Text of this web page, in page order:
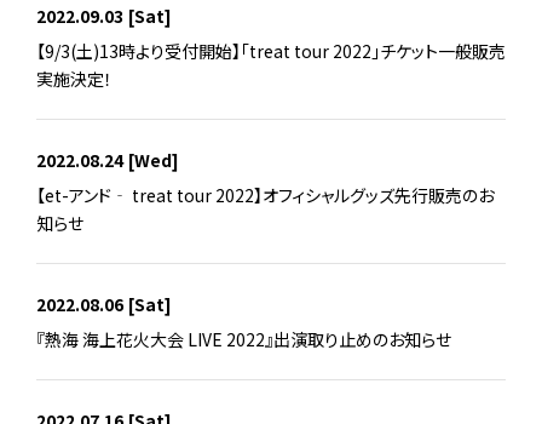
2022.09.03 [Sat]
【9/3(土)13時より受付開始】「treat tour 2022」チケット一般販売
実施決定！
2022.08.24 [Wed]
【et-アンド‐ treat tour 2022】オフィシャルグッズ先行販売のお
知らせ
2022.08.06 [Sat]
『熱海 海上花火大会 LIVE 2022』出演取り止めのお知らせ